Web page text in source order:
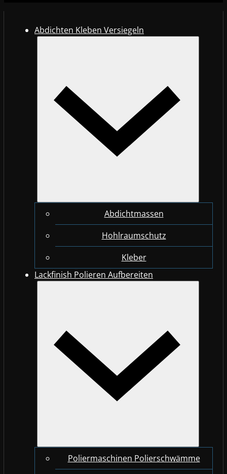
Abdichten Kleben Versiegeln
Abdichtmassen
Hohlraumschutz
Kleber
Lackfinish Polieren Aufbereiten
Poliermaschinen Polierschwämme